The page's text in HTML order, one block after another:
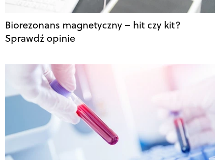
Biorezonans magnetyczny – hit czy kit?
Sprawdź opinie